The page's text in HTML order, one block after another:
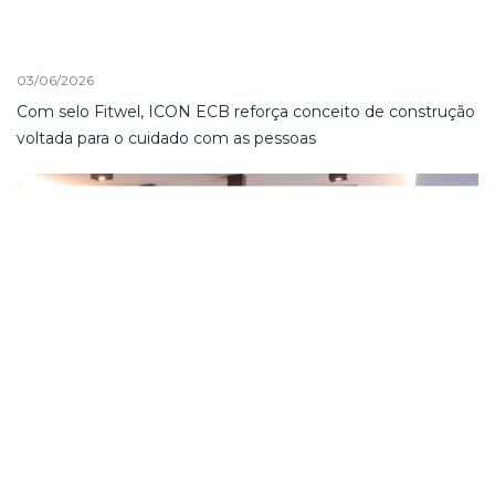
03/06/2026
Com selo Fitwel, ICON ECB reforça conceito de construção
voltada para o cuidado com as pessoas